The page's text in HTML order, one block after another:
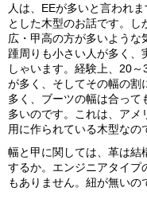
人は、EEが多いと言われ
とした木型のお話です。
広・甲高の方が多いような
踵周りも小さい人が多く、
しゃいます。経験上、20
が多く、そしてその幅の割
多く、ブーツの幅は合って
多いのです。これは、アメ
用に作られている木型なの
幅と甲に関しては、革は結
するか。エンジニアタイプ
もありません。紐が無いの